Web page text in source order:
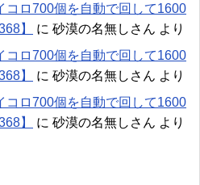
コロ700個を自動で回して1600
】
に 砂漠の名無しさん より
コロ700個を自動で回して1600
】
に 砂漠の名無しさん より
コロ700個を自動で回して1600
】
に 砂漠の名無しさん より